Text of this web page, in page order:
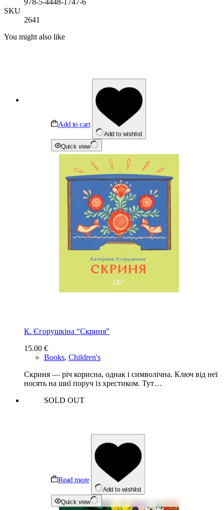
SKU
2641
You might also like
Add to cart
Add to wishlist
Quick view
К. Єгорушкіна “Скриня”
15.00 €
Books, Children's
Скриня — річ корисна, однак і символічна. Ключ від неї
носять на шиї поруч із хрестиком. Тут…
SOLD OUT
Read more
Add to wishlist
Quick view